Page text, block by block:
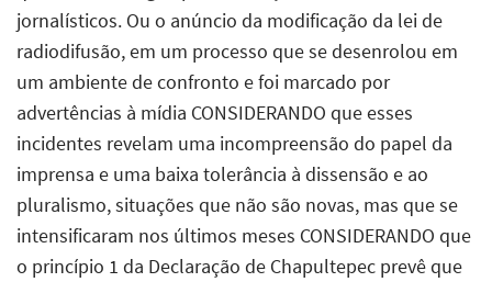
jornalísticos. Ou o anúncio da modificação da lei de
radiodifusão, em um processo que se desenrolou em
um ambiente de confronto e foi marcado por
advertências à mídia CONSIDERANDO que esses
incidentes revelam uma incompreensão do papel da
imprensa e uma baixa tolerância à dissensão e ao
pluralismo, situações que não são novas, mas que se
intensificaram nos últimos meses CONSIDERANDO que
o princípio 1 da Declaração de Chapultepec prevê que